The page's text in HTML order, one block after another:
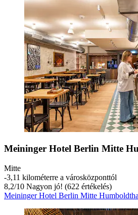
Meininger Hotel Berlin Mitte
Mitte
‐3,11 kilométerre a városközponttól
8,2/10 Nagyon jó! (622 értékelés)
Meininger Hotel Berlin Mitte